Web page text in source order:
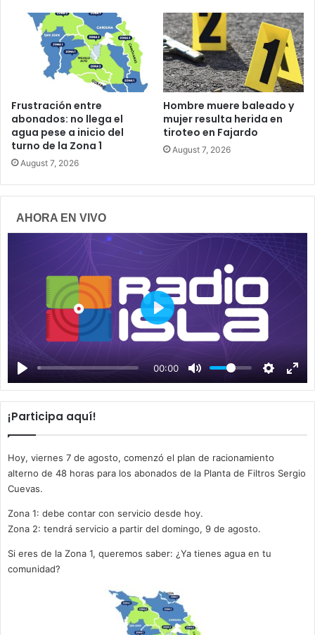
Frustración entre
abonados: no llega el
agua pese a inicio del
turno de la Zona 1
August 7, 2026
Hombre muere baleado y
mujer resulta herida en
tiroteo en Fajardo
August 7, 2026
AHORA EN VIVO
00:00
P
a
y
¡Participa aquí!
Hoy, viernes 7 de agosto, comenzó el plan de racionamiento
alterno de 48 horas para los abonados de la Planta de Filtros Sergio
Cuevas.
Zona 1: debe contar con servicio desde hoy.
Zona 2: tendrá servicio a partir del domingo, 9 de agosto.
Si eres de la Zona 1, queremos saber: ¿Ya tienes agua en tu
comunidad?